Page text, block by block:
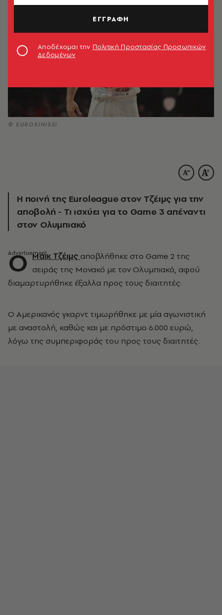
© EUROKINISSI
Η ποινή της Euroleague στον Τζέιμς για την
αποβολή - Τι ισχύει για το Game 3 απέναντι
στον Ολυμπιακό
Ο Μάικ Τζέιμς αποβλήθηκε στο Game 2 της
σειράς της Μονακό με τον Ολυμπιακό, αφού
διαμαρτυρήθηκε έξαλλα προς τους διαιτητές.
Ο Αμερικανός γκαρντ τιμωρήθηκε με μία αγωνιστική
με αναστολή, καθώς και με πρόστιμο 6.000 ευρώ,
λόγω της συμπεριφοράς του προς τους διαιτητές.
ΕΓΓΡΑΦΗ
Αποδέχομαι την Πολιτική Προστασίας Προσωπικών
Δεδομένων